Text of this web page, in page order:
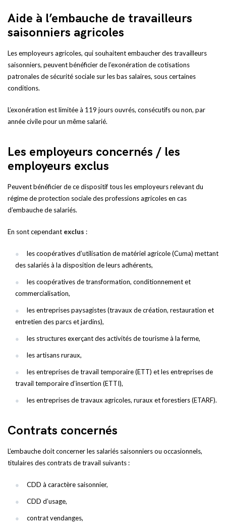
Aide à l’embauche de travailleurs
saisonniers agricoles
Les employeurs agricoles, qui souhaitent embaucher des travailleurs
saisonniers, peuvent bénéficier de l’exonération de cotisations
patronales de sécurité sociale sur les bas salaires, sous certaines
conditions.
L’exonération est limitée à 119 jours ouvrés, consécutifs ou non, par
année civile pour un même salarié.
Les employeurs concernés / les
employeurs exclus
Peuvent bénéficier de ce dispositif tous les employeurs relevant du
régime de protection sociale des professions agricoles en cas
d’embauche de salariés.
En sont cependant exclus :
les coopératives d’utilisation de matériel agricole (Cuma) mettant
des salariés à la disposition de leurs adhérents,
les coopératives de transformation, conditionnement et
commercialisation,
les entreprises paysagistes (travaux de création, restauration et
entretien des parcs et jardins),
les structures exerçant des activités de tourisme à la ferme,
les artisans ruraux,
les entreprises de travail temporaire (ETT) et les entreprises de
travail temporaire d’insertion (ETTI),
les entreprises de travaux agricoles, ruraux et forestiers (ETARF).
Contrats concernés
L’embauche doit concerner les salariés saisonniers ou occasionnels,
titulaires des contrats de travail suivants :
CDD à caractère saisonnier,
CDD d’usage,
contrat vendanges,